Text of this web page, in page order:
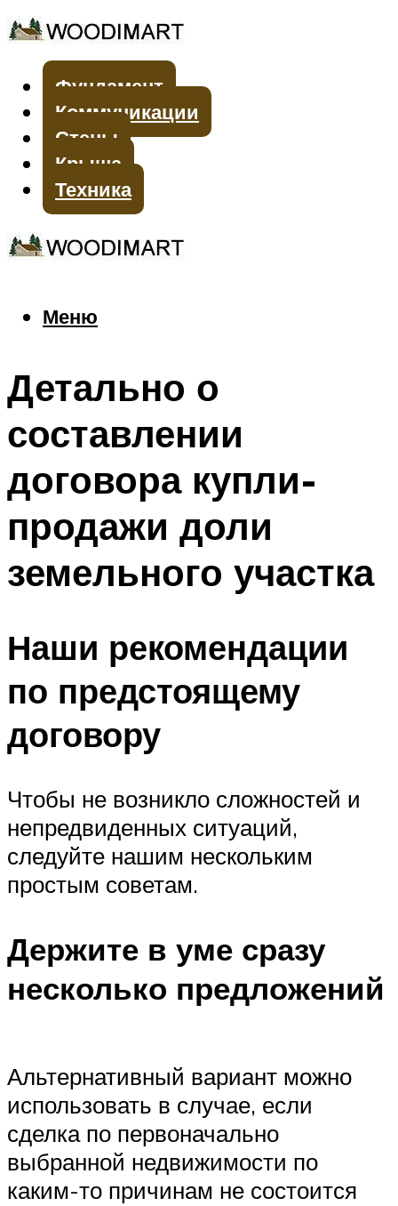
Фундамент
Коммуникации
Стены
Крыша
Техника
Меню
Меню
Детально о
составлении
договора купли-
продажи доли
земельного участка
Наши рекомендации
по предстоящему
договору
Чтобы не возникло сложностей и
непредвиденных ситуаций,
следуйте нашим нескольким
простым советам.
Держите в уме сразу
несколько предложений
Альтернативный вариант можно
использовать в случае, если
сделка по первоначально
выбранной недвижимости по
каким-то причинам не состоится